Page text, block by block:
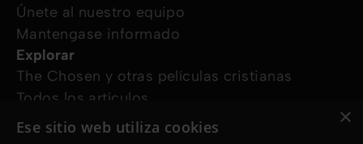
Únete al nuestro equipo
Mantengase informado
Explorar
The Chosen y otras películas cristianas
Todos los artículos
Cursos online
×
Ese sitio web utiliza cookies